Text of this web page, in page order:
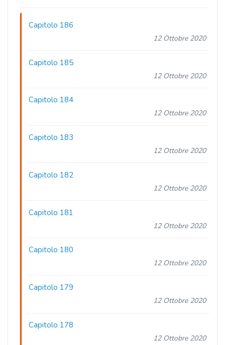
Capitolo 186
12 Ottobre 2020
Capitolo 185
12 Ottobre 2020
Capitolo 184
12 Ottobre 2020
Capitolo 183
12 Ottobre 2020
Capitolo 182
12 Ottobre 2020
Capitolo 181
12 Ottobre 2020
Capitolo 180
12 Ottobre 2020
Capitolo 179
12 Ottobre 2020
Capitolo 178
12 Ottobre 2020